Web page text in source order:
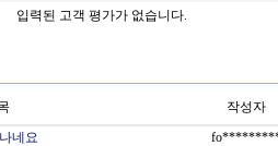
입력된 고객 평가가 없습니다.
작성자
네요